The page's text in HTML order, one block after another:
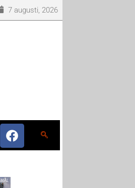
7 augusti, 2026